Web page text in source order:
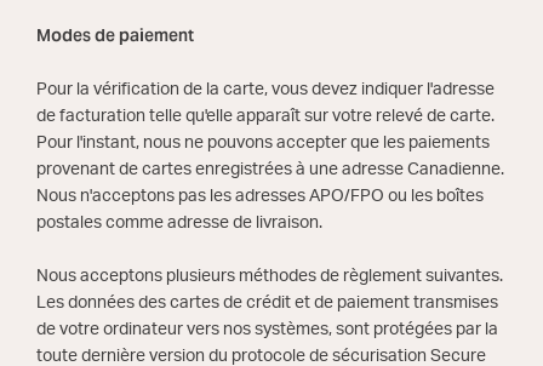
Modes de paiement
Pour la vérification de la carte, vous devez indiquer l'adresse
de facturation telle qu'elle apparaît sur votre relevé de carte.
Pour l'instant, nous ne pouvons accepter que les paiements
provenant de cartes enregistrées à une adresse Canadienne.
Nous n'acceptons pas les adresses APO/FPO ou les boîtes
postales comme adresse de livraison.
Nous acceptons plusieurs méthodes de règlement suivantes.
Les données des cartes de crédit et de paiement transmises
de votre ordinateur vers nos systèmes, sont protégées par la
toute dernière version du protocole de sécurisation Secure